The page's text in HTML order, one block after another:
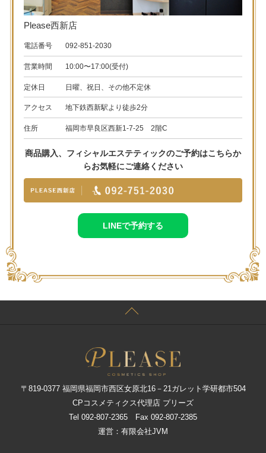
Please西新店
電話番号 092-851-2030
営業時間 10:00〜17:00(受付)
定休日 日曜、祝日、その他不定休
アクセス 地下鉄西新駅より徒歩2分
住所 福岡市早良区西新1-7-25 2階C
商品購入、フィシャルエステティックのご予約はこちらか
らお気軽にご連絡ください
LINEで予約する
〒819-0377 福岡県福岡市西区女原北16－21ガレット学研都市504
CPコスメティクス代理店 プリーズ
Tel 092-807-2365 Fax 092-807-2385
運営：有限会社JVM